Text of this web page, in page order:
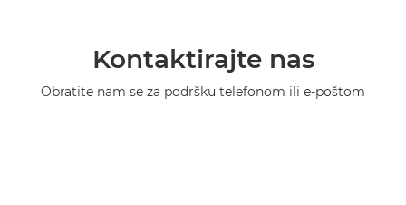
Kontaktirajte nas
Obratite nam se za podršku telefonom ili e-poštom